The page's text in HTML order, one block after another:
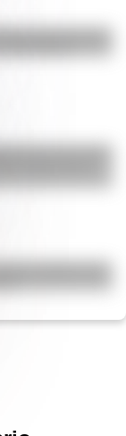
Dominicana:
tuvo la torre
detrás de la